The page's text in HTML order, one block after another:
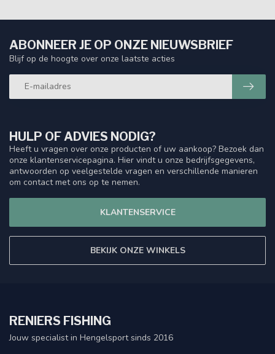
HULP OF ADVIES NODIG?
Heeft u vragen over onze producten of uw aankoop? Bezoek dan
onze klantenservicepagina. Hier vindt u onze bedrijfsgegevens,
antwoorden op veelgestelde vragen en verschillende manieren
om contact met ons op te nemen.
KLANTENSERVICE
BEKIJK ONZE WINKELS
ABONNEER JE OP ONZE NIEUWSBRIEF
Blijf op de hoogte over onze laatste acties
RENIERS FISHING
Jouw specialist in Hengelsport sinds 2016